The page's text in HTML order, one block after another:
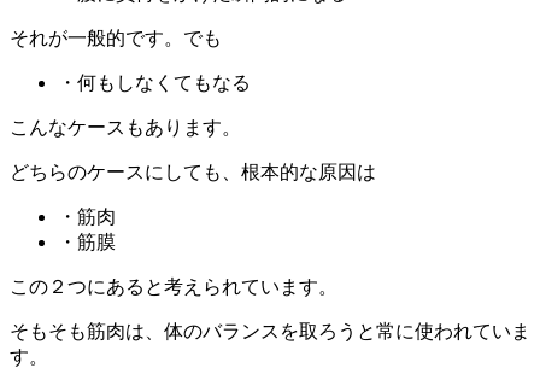
それが一般的です。でも
・何もしなくてもなる
こんなケースもあります。
どちらのケースにしても、根本的な原因は
・筋肉
・筋膜
この２つにあると考えられています。
そもそも筋肉は、体のバランスを取ろうと常に使われていま
す。